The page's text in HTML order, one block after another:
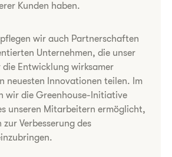
Kunden haben.
wir auch Partnerschaften
Unternehmen, die unser
die Entwicklung wirksamer
neuesten Innovationen teilen. Im
wir die Greenhouse-Initiative
unseren Mitarbeitern ermöglicht,
Verbesserung des